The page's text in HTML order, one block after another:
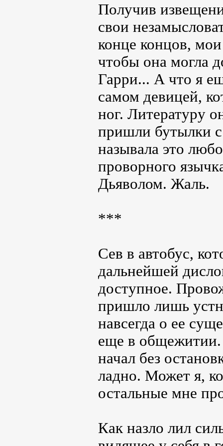
Получив
свои
конце концов, мои
чтобы она могла
Гарри... А что я
самом девицей,
ног. Литературу
пришли бутылки
называла это
проворного
Дьяволом. Жаль.
***
Сев в автобус,
дальнейшей
доступное.
пришло лишь
навсегда о ее
еще в общежитии.
начал без
ладно. Может я,
остальные мне
Как назло лил